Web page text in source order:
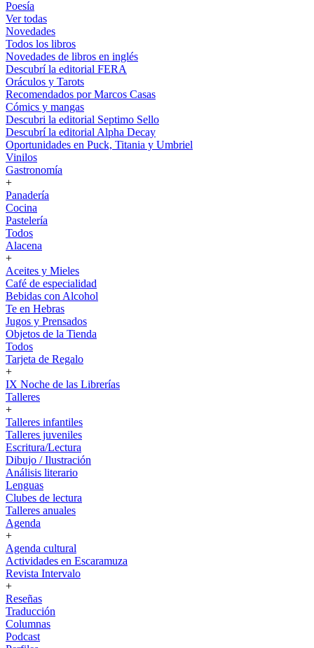
Poesía
Ver todas
Novedades
Todos los libros
Novedades de libros en inglés
Descubrí la editorial FERA
Oráculos y Tarots
Recomendados por Marcos Casas
Cómics y mangas
Descubri la editorial Septimo Sello
Descubrí la editorial Alpha Decay
Oportunidades en Puck, Titania y Umbriel
Vinilos
Gastronomía
+
Panadería
Cocina
Pastelería
Todos
Alacena
+
Aceites y Mieles
Café de especialidad
Bebidas con Alcohol
Te en Hebras
Jugos y Prensados
Objetos de la Tienda
Todos
Tarjeta de Regalo
+
IX Noche de las Librerías
Talleres
+
Talleres infantiles
Talleres juveniles
Escritura/Lectura
Dibujo / Ilustración
Análisis literario
Lenguas
Clubes de lectura
Talleres anuales
Agenda
+
Agenda cultural
Actividades en Escaramuza
Revista Intervalo
+
Reseñas
Traducción
Columnas
Podcast